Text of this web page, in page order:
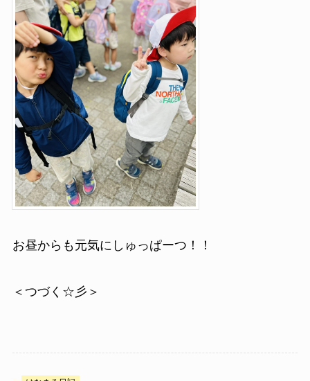
お昼からも元気にしゅっぱーつ！！
＜つづく☆彡＞